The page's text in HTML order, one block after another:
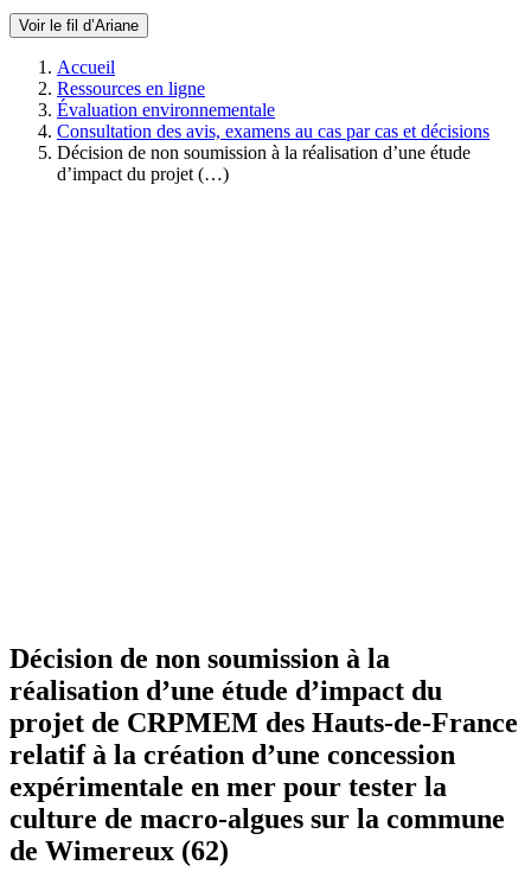
Voir le fil d’Ariane
Accueil
Ressources en ligne
Évaluation environnementale
Consultation des avis, examens au cas par cas et décisions
Décision de non soumission à la réalisation d’une étude
d’impact du projet (…)
Décision de non soumission à la
réalisation d’une étude d’impact du
projet de CRPMEM des Hauts-de-France
relatif à la création d’une concession
expérimentale en mer pour tester la
culture de macro-algues sur la commune
de Wimereux (62)